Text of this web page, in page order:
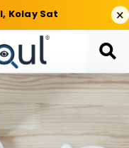
Kolay Sat ×